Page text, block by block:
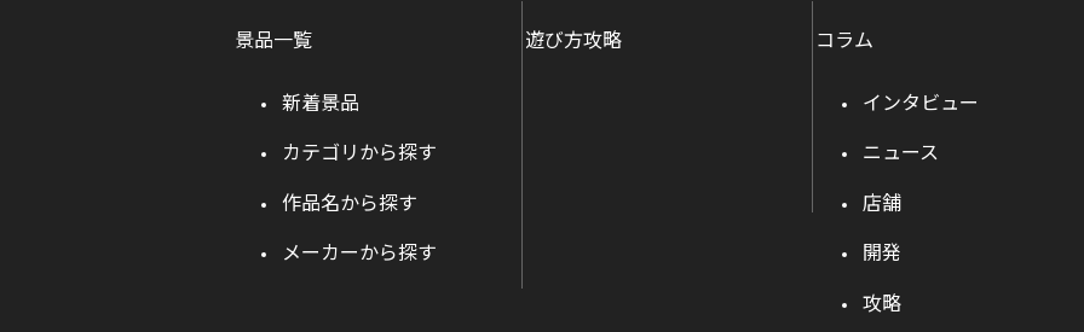
景品一覧
新着景品
カテゴリから探す
作品名から探す
メーカーから探す
遊び方攻略 コラム
インタビュー
ニュース
店舗
開発
攻略